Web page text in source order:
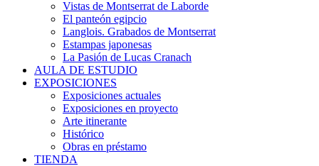
Vistas de Montserrat de Laborde
El panteón egipcio
Langlois. Grabados de Montserrat
Estampas japonesas
La Pasión de Lucas Cranach
AULA DE ESTUDIO
EXPOSICIONES
Exposiciones actuales
Exposiciones en proyecto
Arte itinerante
Histórico
Obras en préstamo
TIENDA